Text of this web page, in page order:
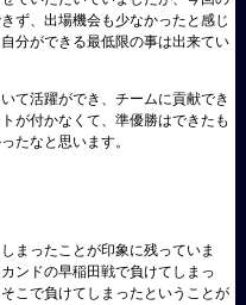
ず、出場機会も少なかったと感じ
分ができる最低限の事は出来てい
て活躍ができ、チームに貢献でき
が付かなくて、準優勝はできたも
たなと思います。
まったことが印象に残っていま
ンドの早稲田戦で負けてしまっ
こで負けてしまったということが